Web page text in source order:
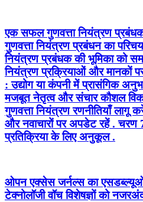
एक सफल गुणवत्ता नियंत्रण
गुणवत्ता नियंत्रण प्रबंधन का
नियंत्रण प्रबंधक की भूमिका को
नियंत्रण प्रक्रियाओं और मानकों
: उद्योग या कंपनी में प्रासंगिक
मजबूत नेतृत्व और संचार कौशल
गुणवत्ता नियंत्रण रणनीतियाँ लागू
और नवाचारों पर अपडेट रहें . चरण
प्रतिक्रिया के लिए अनुकूल .
ओपन एक्सेस जर्नल्स का
टेक्नोलॉजी वॉच विशेषज्ञों को